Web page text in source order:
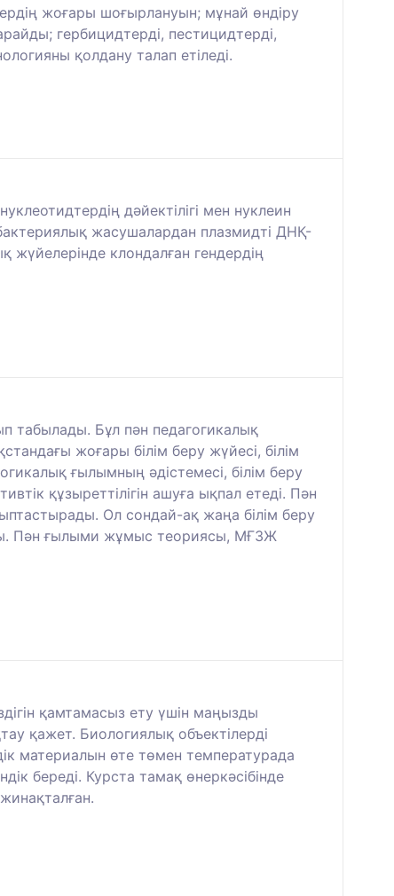
жоғары шоғырлануын; мұнай өндіру
гербицидтерді, пестицидтерді,
қолдану талап етіледі.
дәйектілігі мен нуклеин
жасушалардан плазмидті ДНҚ-
клондалған гендердің
табылады. Бұл пән педагогикалық
жоғары білім беру жүйесі, білім
ғылымның әдістемесі, білім беру
құзыреттілігін ашуға ықпал етеді. Пән
Ол сондай-ақ жаңа білім беру
Пән ғылыми жұмыс теориясы, МҒЗЖ
қамтамасыз ету үшін маңызды
қажет. Биологиялық объектілерді
материалын өте төмен температурада
береді. Курста тамақ өнеркәсібінде